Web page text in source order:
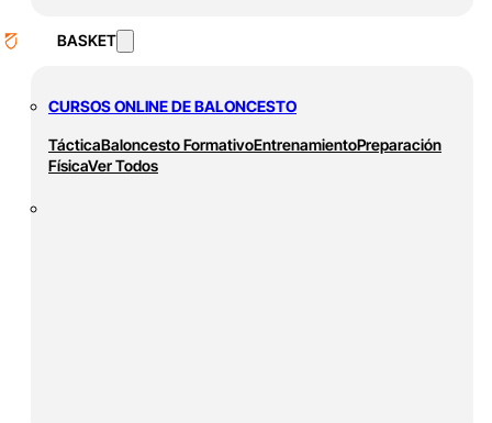
BASKET
CURSOS ONLINE DE BALONCESTO
TácticaBaloncesto FormativoEntrenamientoPreparación
FísicaVer Todos